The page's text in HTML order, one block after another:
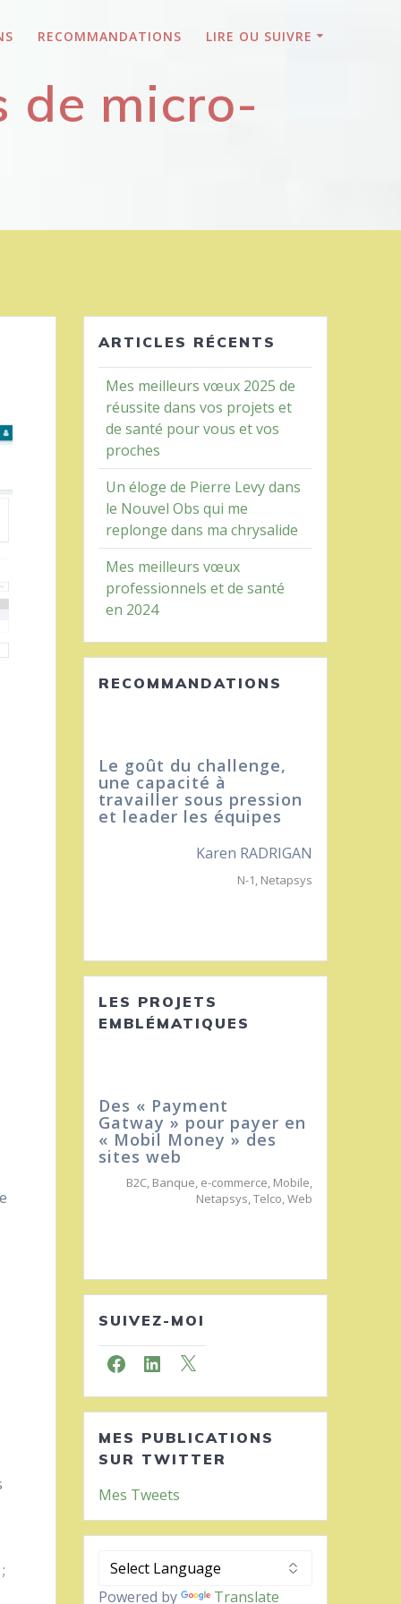
RECOMMANDATIONS LIRE OU SUIVRE
de micro-
ARTICLES RÉCENTS
Mes meilleurs vœux 2025 de
réussite dans vos projets et
de santé pour vous et vos
proches
Un éloge de Pierre Levy dans
le Nouvel Obs qui me
replonge dans ma chrysalide
Mes meilleurs vœux
professionnels et de santé
en 2024
RECOMMANDATIONS
Il m’a appris à toujours
aller de l’avant…
Mbolatiana ANDRIAMIRIJASOA
N-1 ,Netapsys
LES PROJETS
EMBLÉMATIQUES
Des « Payment
Gatway » pour payer en
« Mobil Money » des
sites web
B2C, Banque, e-commerce, Mobile,
Netapsys,Telco,Web
SUIVEZ-MOI
FacebookLinkedIn
X
MES PUBLICATIONS
SUR TWITTER
Mes Tweets
Powered by Translate